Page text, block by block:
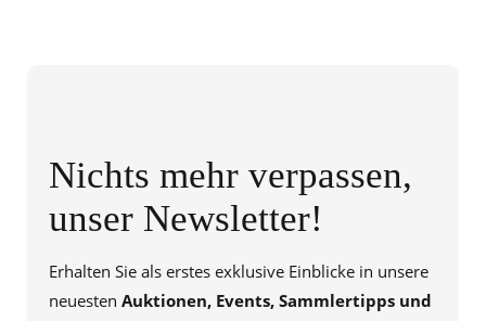
Nichts mehr verpassen,
unser Newsletter!
Erhalten Sie als erstes exklusive Einblicke in unsere
neuesten Auktionen, Events, Sammlertipps und